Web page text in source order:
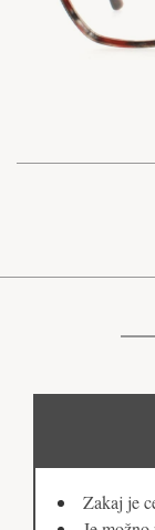
Zakaj je